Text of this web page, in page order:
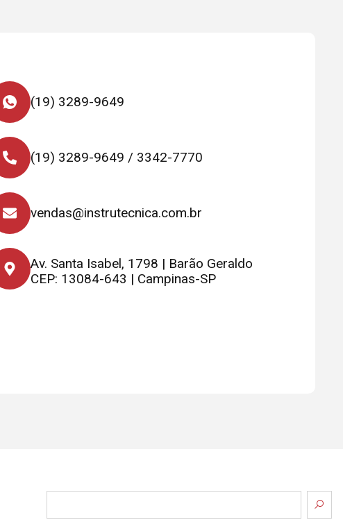
(19) 3289-9649
(19) 3289-9649 / 3342-7770
vendas@instrutecnica.com.br
Av. Santa Isabel, 1798 | Barão Geraldo
CEP: 13084-643 | Campinas-SP